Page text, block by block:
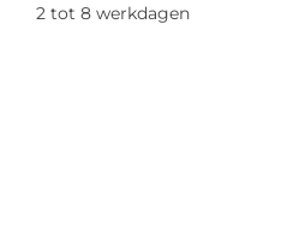
2 tot 8 werkdagen